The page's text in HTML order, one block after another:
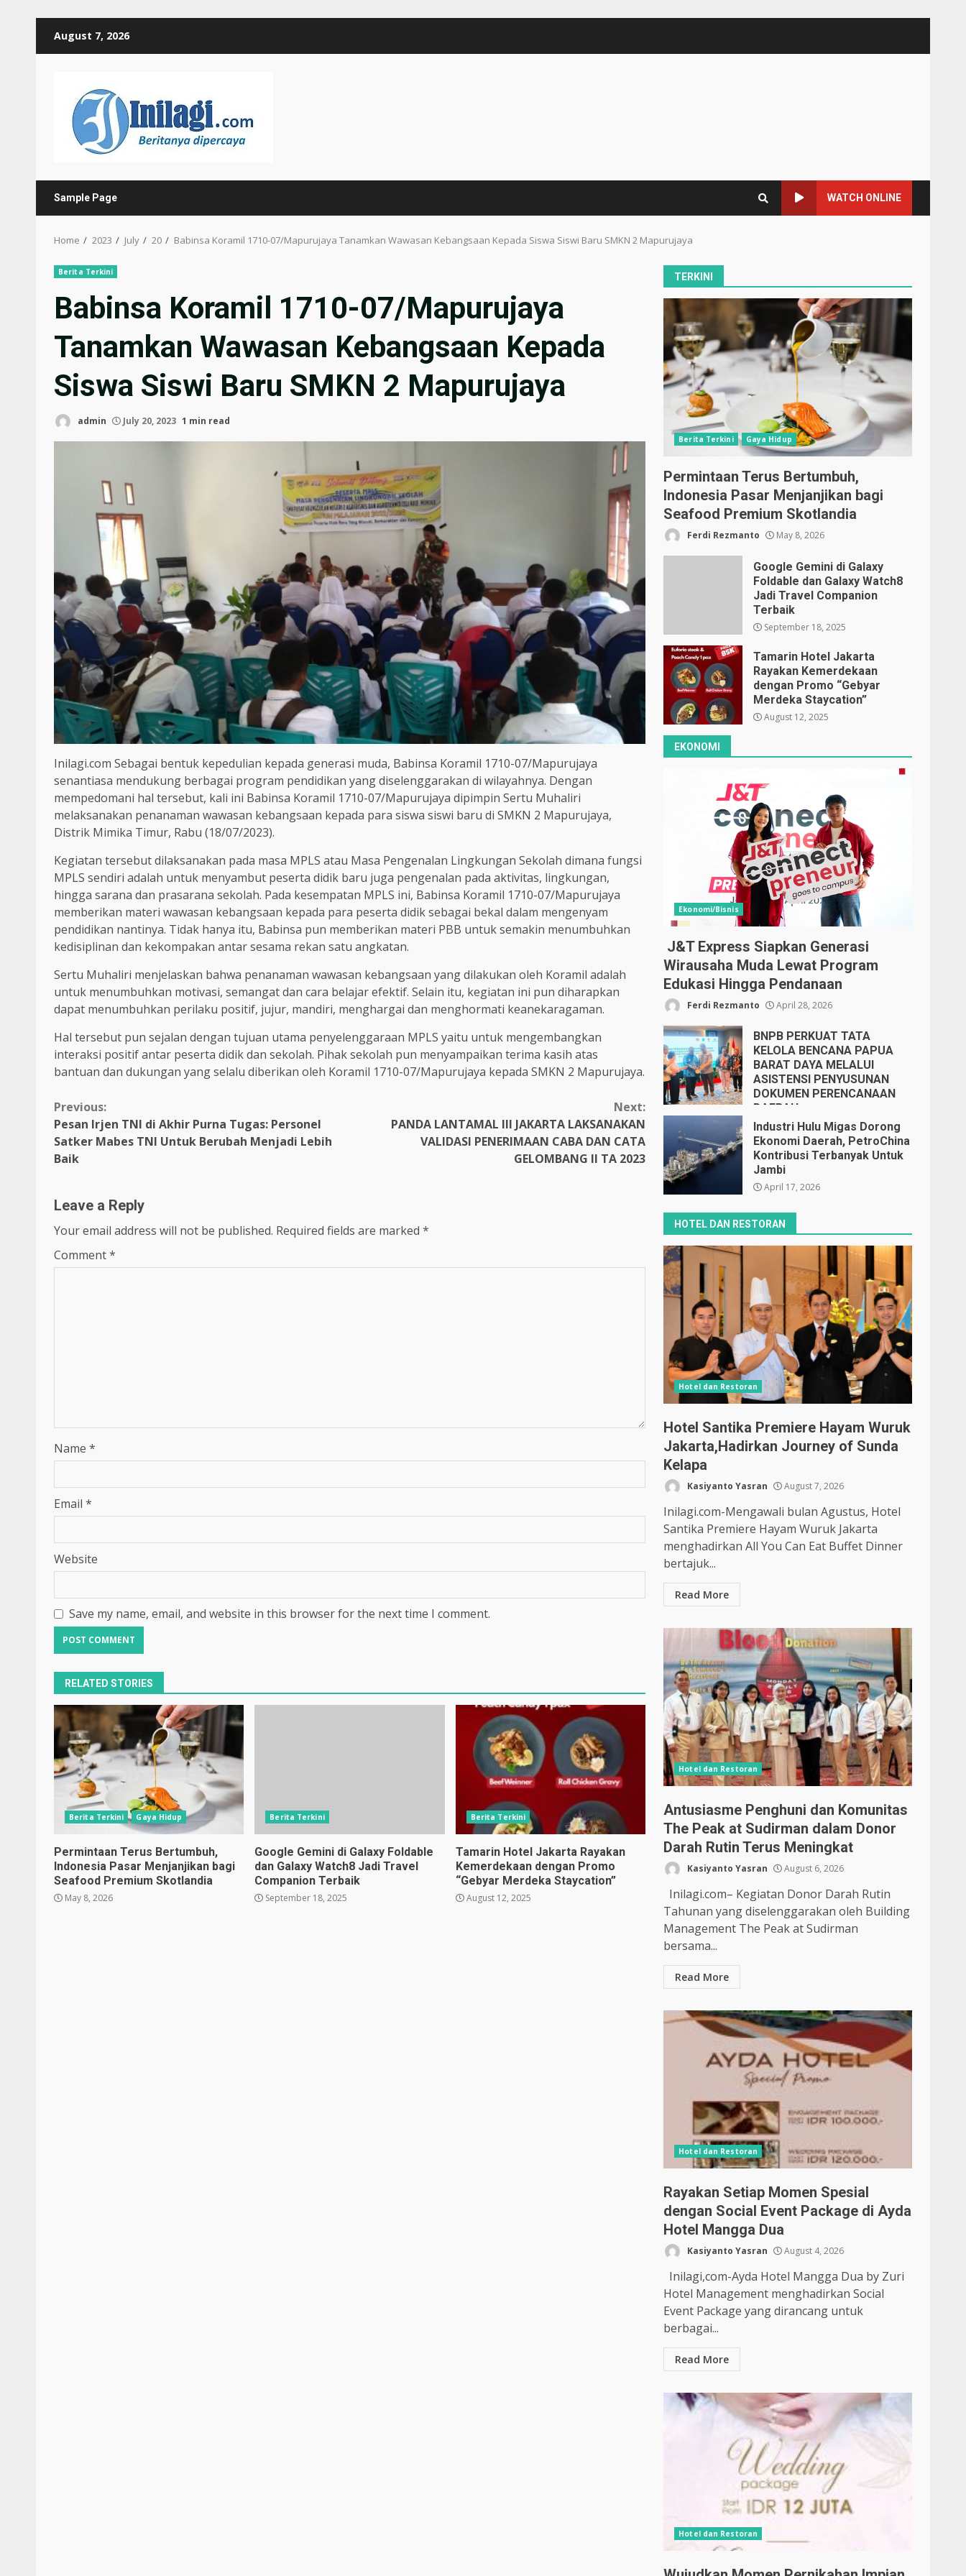
August 7, 2026
Sample Page WATCH ONLINE
Home 2023 July 20 Babinsa Koramil 1710-07/Mapurujaya Tanamkan Wawasan Kebangsaan Kepada Siswa Siswi Baru SMKN 2 Mapurujaya
Berita Terkini
Babinsa Koramil 1710-07/Mapurujaya
Tanamkan Wawasan Kebangsaan Kepada
Siswa Siswi Baru SMKN 2 Mapurujaya
admin July 20, 2023 1 min read
Inilagi.com Sebagai bentuk kepedulian kepada generasi muda, Babinsa Koramil 1710-07/Mapurujaya
senantiasa mendukung berbagai program pendidikan yang diselenggarakan di wilayahnya. Dengan
mempedomani hal tersebut, kali ini Babinsa Koramil 1710-07/Mapurujaya dipimpin Sertu Muhaliri
melaksanakan penanaman wawasan kebangsaan kepada para siswa siswi baru di SMKN 2 Mapurujaya,
Distrik Mimika Timur, Rabu (18/07/2023).
Kegiatan tersebut dilaksanakan pada masa MPLS atau Masa Pengenalan Lingkungan Sekolah dimana fungsi
MPLS sendiri adalah untuk menyambut peserta didik baru juga pengenalan pada aktivitas, lingkungan,
hingga sarana dan prasarana sekolah. Pada kesempatan MPLS ini, Babinsa Koramil 1710-07/Mapurujaya
memberikan materi wawasan kebangsaan kepada para peserta didik sebagai bekal dalam mengenyam
pendidikan nantinya. Tidak hanya itu, Babinsa pun memberikan materi PBB untuk semakin menumbuhkan
kedisiplinan dan kekompakan antar sesama rekan satu angkatan.
Sertu Muhaliri menjelaskan bahwa penanaman wawasan kebangsaan yang dilakukan oleh Koramil adalah
untuk menumbuhkan motivasi, semangat dan cara belajar efektif. Selain itu, kegiatan ini pun diharapkan
dapat menumbuhkan perilaku positif, jujur, mandiri, menghargai dan menghormati keanekaragaman.
Hal tersebut pun sejalan dengan tujuan utama penyelenggaraan MPLS yaitu untuk mengembangkan
interaksi positif antar peserta didik dan sekolah. Pihak sekolah pun menyampaikan terima kasih atas
bantuan dan dukungan yang selalu diberikan oleh Koramil 1710-07/Mapurujaya kepada SMKN 2 Mapurujaya.
Continue
Reading
Previous:
Pesan Irjen TNI di Akhir Purna Tugas: Personel
Satker Mabes TNI Untuk Berubah Menjadi Lebih
Baik
Next:
PANDA LANTAMAL III JAKARTA LAKSANAKAN
VALIDASI PENERIMAAN CABA DAN CATA
GELOMBANG II TA 2023
Leave a Reply
Your email address will not be published. Required fields are marked *
Comment*
Name *
Email *
Website
Save my name, email, and website in this browser for the next time I comment.
RELATED STORIES
Berita Terkini Gaya Hidup
Permintaan Terus Bertumbuh,
Indonesia Pasar Menjanjikan bagi
Seafood Premium Skotlandia
May 8, 2026
Berita Terkini
Google Gemini di Galaxy Foldable
dan Galaxy Watch8 Jadi Travel
Companion Terbaik
September 18, 2025
Berita Terkini
Tamarin Hotel Jakarta Rayakan
Kemerdekaan dengan Promo
“Gebyar Merdeka Staycation”
August 12, 2025
TERKINI
Berita Terkini Gaya Hidup
Permintaan Terus Bertumbuh,
Indonesia Pasar Menjanjikan bagi
Seafood Premium Skotlandia
Ferdi Rezmanto May 8, 2026
Google Gemini di Galaxy
Foldable dan Galaxy Watch8
Jadi Travel Companion
Terbaik
September 18, 2025
Tamarin Hotel Jakarta
Rayakan Kemerdekaan
dengan Promo “Gebyar
Merdeka Staycation”
August 12, 2025
EKONOMI
Ekonomi/Bisnis
J&T Express Siapkan Generasi
Wirausaha Muda Lewat Program
Edukasi Hingga Pendanaan
Ferdi Rezmanto April 28, 2026
BNPB PERKUAT TATA
KELOLA BENCANA PAPUA
BARAT DAYA MELALUI
ASISTENSI PENYUSUNAN
DOKUMEN PERENCANAAN
DAERAH
April 17, 2026
Industri Hulu Migas Dorong
Ekonomi Daerah, PetroChina
Kontribusi Terbanyak Untuk
Jambi
April 17, 2026
HOTEL DAN RESTORAN
Hotel dan Restoran
Hotel Santika Premiere Hayam Wuruk
Jakarta,Hadirkan Journey of Sunda
Kelapa
Kasiyanto Yasran August 7, 2026
Inilagi.com-Mengawali bulan Agustus, Hotel
Santika Premiere Hayam Wuruk Jakarta
menghadirkan All You Can Eat Buffet Dinner
bertajuk...
Read More
Hotel dan Restoran
Antusiasme Penghuni dan Komunitas
The Peak at Sudirman dalam Donor
Darah Rutin Terus Meningkat
Kasiyanto Yasran August 6, 2026
Inilagi.com– Kegiatan Donor Darah Rutin
Tahunan yang diselenggarakan oleh Building
Management The Peak at Sudirman
bersama...
Read More
Hotel dan Restoran
Rayakan Setiap Momen Spesial
dengan Social Event Package di Ayda
Hotel Mangga Dua
Kasiyanto Yasran August 4, 2026
Inilagi,com-Ayda Hotel Mangga Dua by Zuri
Hotel Management menghadirkan Social
Event Package yang dirancang untuk
berbagai...
Read More
Hotel dan Restoran